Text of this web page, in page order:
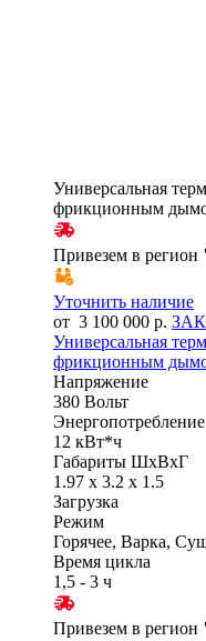
Универсальная
фрикционным
Привезем в регион
Уточнить наличие
от 3 100 000 р.
Универсальная
фрикционным
Напряжение
380 Вольт
Энергопотребление
12 кВт*ч
Габариты ШхВхГ
1.97 x 3.2 x 1.5
Загрузка
Режим
Горячее, Варка,
Время цикла
1,5 - 3 ч
Привезем в регион